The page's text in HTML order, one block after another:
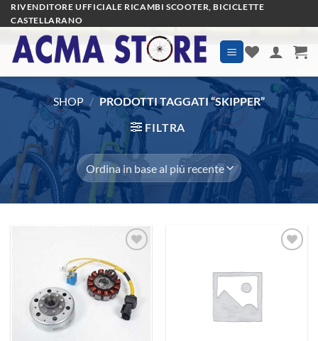
Salta
ai
contenuti
RIVENDITORE UFFICIALE RICAMBI SCOOTER, BICICLETTE
CASTELLARANO
SHOP / PRODOTTI TAGGATI “SKIPPER”
FILTRA
alla lista
dei
desideri